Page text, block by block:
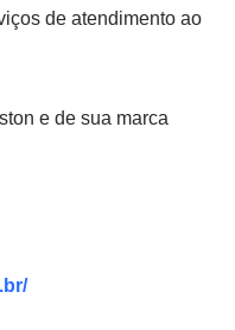
de atendimento ao
e de sua marca